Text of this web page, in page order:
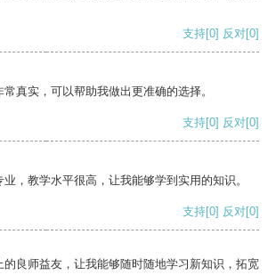
支持[0] 反对[0]
真实，可以帮助我做出更准确的选择。
支持[0] 反对[0]
，教学水平很高，让我能够学到实用的知识。
支持[0] 反对[0]
的良师益友，让我能够随时随地学习新知识，拓宽